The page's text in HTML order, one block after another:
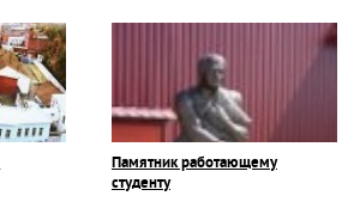
Памятник работающему
студенту